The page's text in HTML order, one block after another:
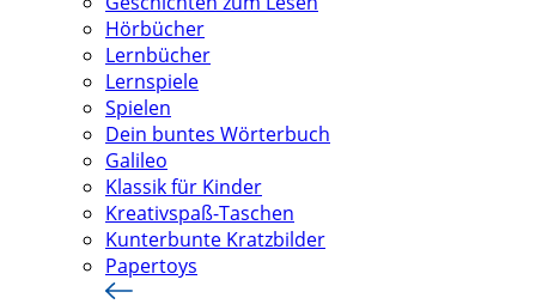
Hörbücher
Lernbücher
Lernspiele
Spielen
Dein buntes Wörterbuch
Galileo
Klassik für Kinder
Kreativspaß-Taschen
Kunterbunte Kratzbilder
Papertoys